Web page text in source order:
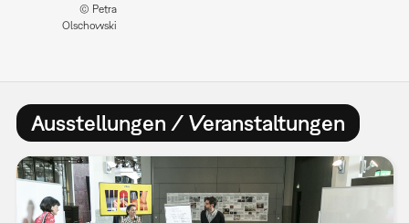
© Petra
Olschowski
Ausstellungen / Veranstaltungen